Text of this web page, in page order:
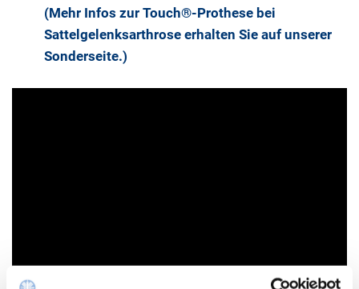
(Mehr Infos zur Touch®-Prothese bei
Sattelgelenksarthrose erhalten Sie auf unserer
Sonderseite.)